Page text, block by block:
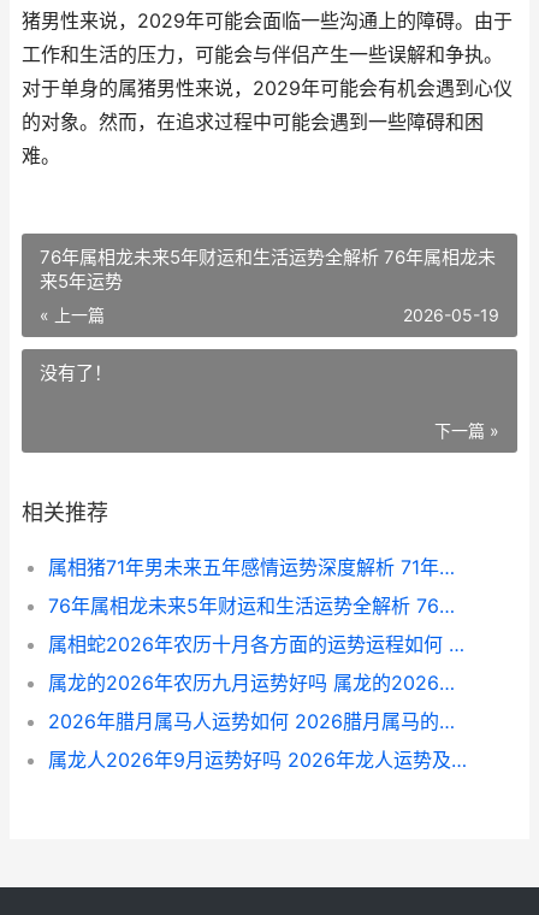
猪男性来说，2029年可能会面临一些沟通上的障碍。由于
工作和生活的压力，可能会与伴侣产生一些误解和争执。
对于单身的属猪男性来说，2029年可能会有机会遇到心仪
的对象。然而，在追求过程中可能会遇到一些障碍和困
难。
76年属相龙未来5年财运和生活运势全解析 76年属相龙未
来5年运势
« 上一篇 2026-05-19
没有了！
下一篇 »
相关推荐
属相猪71年男未来五年感情运势深度解析 71年生肖猪男
76年属相龙未来5年财运和生活运势全解析 76年属相龙未来5年运势
属相蛇2026年农历十月各方面的运势运程如何 请问2026年属蛇的是什么命人
属龙的2026年农历九月运势好吗 属龙的2026年农历9月19号11时41分生叫陈宇杰名打分一
2026年腊月属马人运势如何 2026腊月属马的命运
属龙人2026年9月运势好吗 2026年龙人运势及运程